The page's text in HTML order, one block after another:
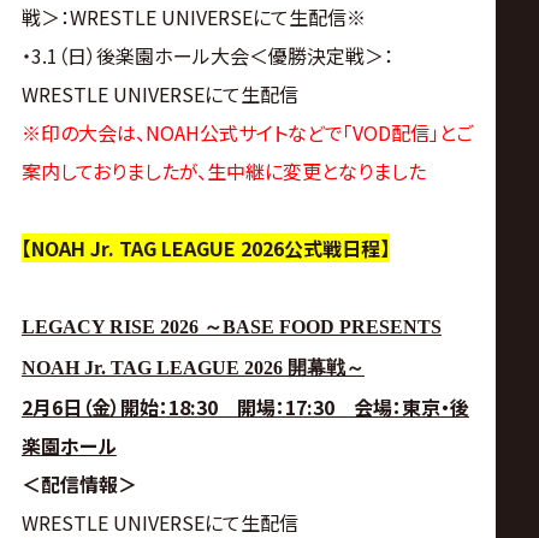
戦＞：WRESTLE UNIVERSEにて生配信※
・3.1（日）後楽園ホール大会＜優勝決定戦＞：
WRESTLE UNIVERSEにて生配信
※印の大会は、NOAH公式サイトなどで「VOD配信」とご
案内しておりましたが、生中継に変更となりました
【NOAH Jr. TAG LEAGUE 2026公式戦日程】
LEGACY RISE 2026 ～BASE FOOD PRESENTS
NOAH Jr. TAG LEAGUE 2026 開幕戦～
2月6日（金）開始：18:30 開場：17:30 会場：東京・後
楽園ホール
＜配信情報＞
WRESTLE UNIVERSEにて生配信